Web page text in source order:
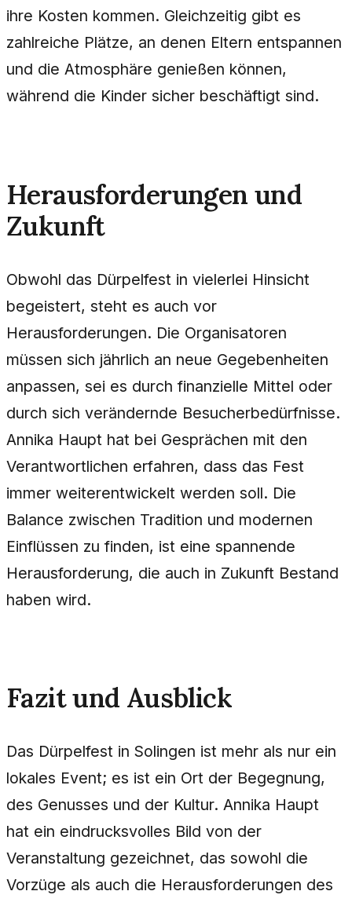
ihre Kosten kommen. Gleichzeitig gibt es
zahlreiche Plätze, an denen Eltern entspannen
und die Atmosphäre genießen können,
während die Kinder sicher beschäftigt sind.
Herausforderungen und
Zukunft
Obwohl das Dürpelfest in vielerlei Hinsicht
begeistert, steht es auch vor
Herausforderungen. Die Organisatoren
müssen sich jährlich an neue Gegebenheiten
anpassen, sei es durch finanzielle Mittel oder
durch sich verändernde Besucherbedürfnisse.
Annika Haupt hat bei Gesprächen mit den
Verantwortlichen erfahren, dass das Fest
immer weiterentwickelt werden soll. Die
Balance zwischen Tradition und modernen
Einflüssen zu finden, ist eine spannende
Herausforderung, die auch in Zukunft Bestand
haben wird.
Fazit und Ausblick
Das Dürpelfest in Solingen ist mehr als nur ein
lokales Event; es ist ein Ort der Begegnung,
des Genusses und der Kultur. Annika Haupt
hat ein eindrucksvolles Bild von der
Veranstaltung gezeichnet, das sowohl die
Vorzüge als auch die Herausforderungen des